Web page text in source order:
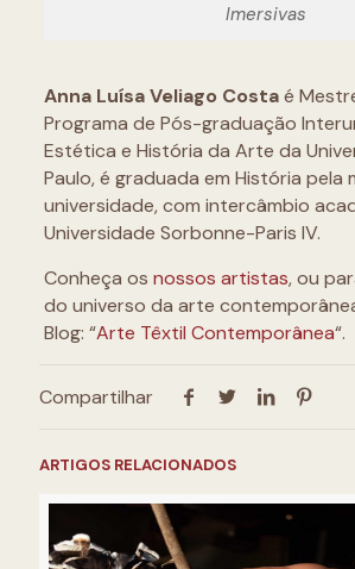
Imersivas
Anna Luísa Veliago Costaé
Programa de Pós-graduação
Estética e História da Arte da
Paulo, é graduada em História pela
universidade, com intercâmbio
Universidade Sorbonne-Paris IV.
Conheça os nossos artistas, ou
do universo da arte
Blog: “Arte Têxtil Contemporânea“.
Compartilhar
ARTIGOS RELACIONADOS